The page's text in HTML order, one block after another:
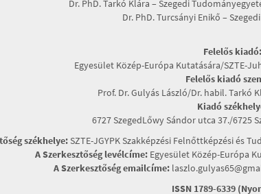
Dr. PhD. Tarkó Klára – Szegedi
Dr. PhD. Turcsányi Enikő –
Felelős kiadó:
Egyesület Közép-Európa Kutatására/SZTE-
Felelős kiadó
Prof. Dr. Gulyás László/Dr. habil. Tarkó
Kiadó
6727 SzegedLőwy Sándor utca 37./6725
székhelye:SZTE-JGYPK Szakképzési Felnőttképzési és
A Szerkesztőség levélcíme: Egyesület Közép-Európa
A Szerkesztőség emailcíme:
ISSN 1789-6339